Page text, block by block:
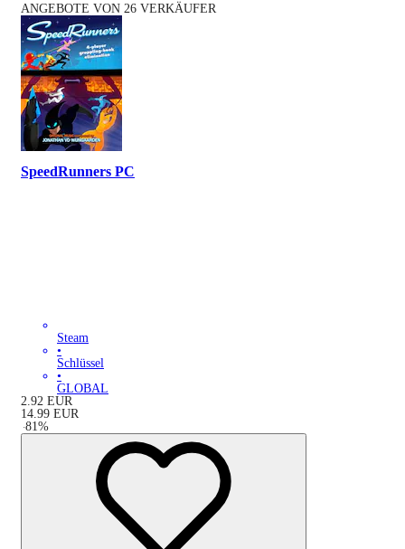
ANGEBOTE VON 26 VERKÄUFER
SpeedRunners PC
Steam
•
Schlüssel
•
GLOBAL
2.92 EUR
14.99 EUR
-81%